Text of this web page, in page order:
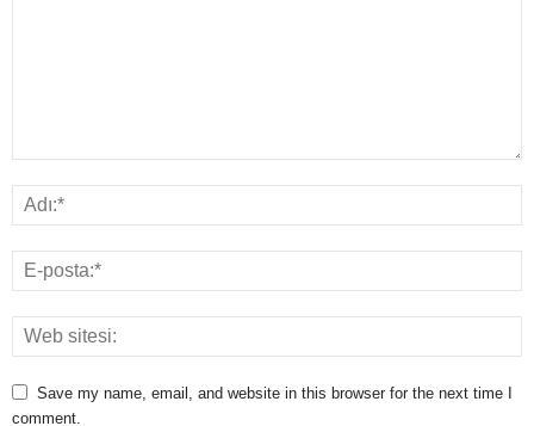
Save my name, email, and website in this browser for the next time I
comment.